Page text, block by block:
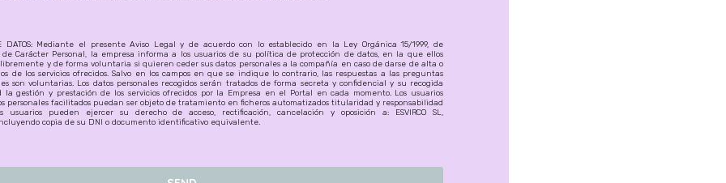
DATOS: Mediante el presente Aviso Legal y de acuerdo con lo establecido en la Ley Orgánica 15/1999, de
de Carácter Personal, la empresa informa a los usuarios de su política de protección de datos, en la que ellos
y de forma voluntaria si quieren ceder sus datos personales a la compañía en caso de darse de alta o
de los servicios ofrecidos. Salvo en los campos en que se indique lo contrario, las respuestas a las preguntas
son voluntarias. Los datos personales recogidos serán tratados de forma secreta y confidencial y su recogida
la gestión y prestación de los servicios ofrecidos por la Empresa en el Portal en cada momento. Los usuarios
personales facilitados puedan ser objeto de tratamiento en ficheros automatizados titularidad y responsabilidad
usuarios pueden ejercer su derecho de acceso, rectificación, cancelación y oposición a: ESVIRCO SL,
copia de su DNI o documento identificativo equivalente.